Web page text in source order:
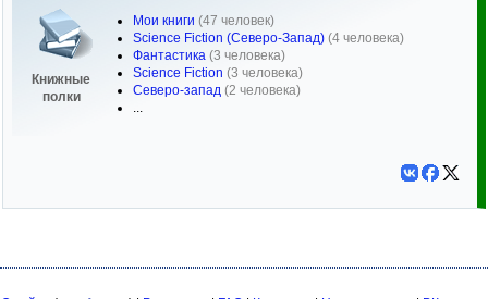
Книжные
полки
Мои книги (47 человек)
Science Fiction (Северо-Запад) (4 человека)
Фантастика (3 человека)
Science Fiction (3 человека)
Северо-запад (2 человека)
...